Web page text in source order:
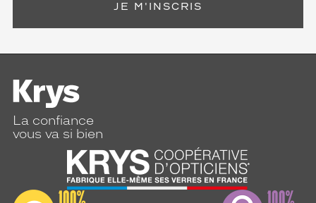
JE M'INSCRIS
La confiance
vous va si bien